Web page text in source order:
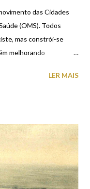
das Cidades
(OMS). Todos
mas constrói-se
melhorando
no porto de pesca de
melhor)
LER MAIS